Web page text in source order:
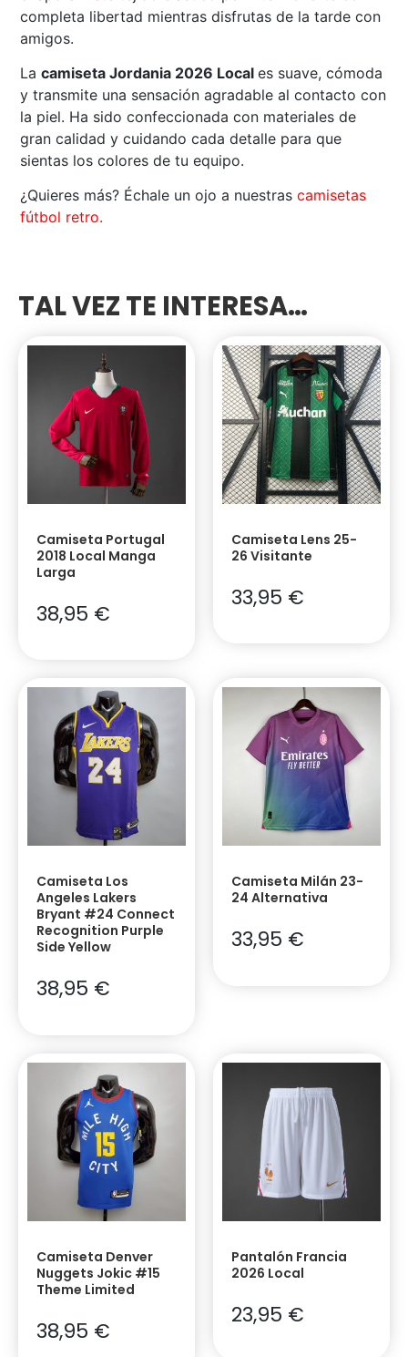
completa libertad mientras disfrutas de la tarde con
amigos.
Lacamiseta Jordania 2026 Local es suave, cómoda
y transmite una sensación agradable al contacto con
la piel. Ha sido confeccionada con materiales de
gran calidad y cuidando cada detalle para que
sientas los colores de tu equipo.
¿Quieres más? Échale un ojo a nuestrascamisetas
fútbol retro.
TAL VEZ TE INTERESA…
Camiseta Portugal
2018 Local Manga
Larga
38,95 €
Camiseta Lens 25-
26 Visitante
33,95 €
Camiseta Los
Angeles Lakers
Bryant #24 Connect
Recognition Purple
Side Yellow
38,95 €
Camiseta Milán 23-
24 Alternativa
33,95 €
Camiseta Denver
Nuggets Jokic #15
Theme Limited
38,95 €
Pantalón Francia
2026 Local
23,95 €